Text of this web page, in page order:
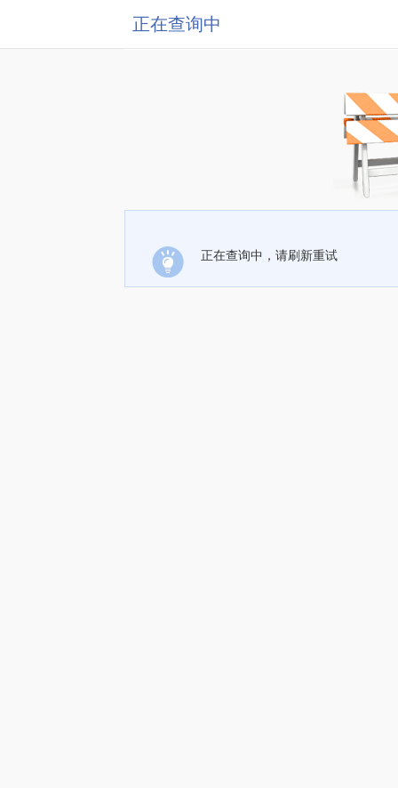
正在查询中
正在查询中，请刷新重试